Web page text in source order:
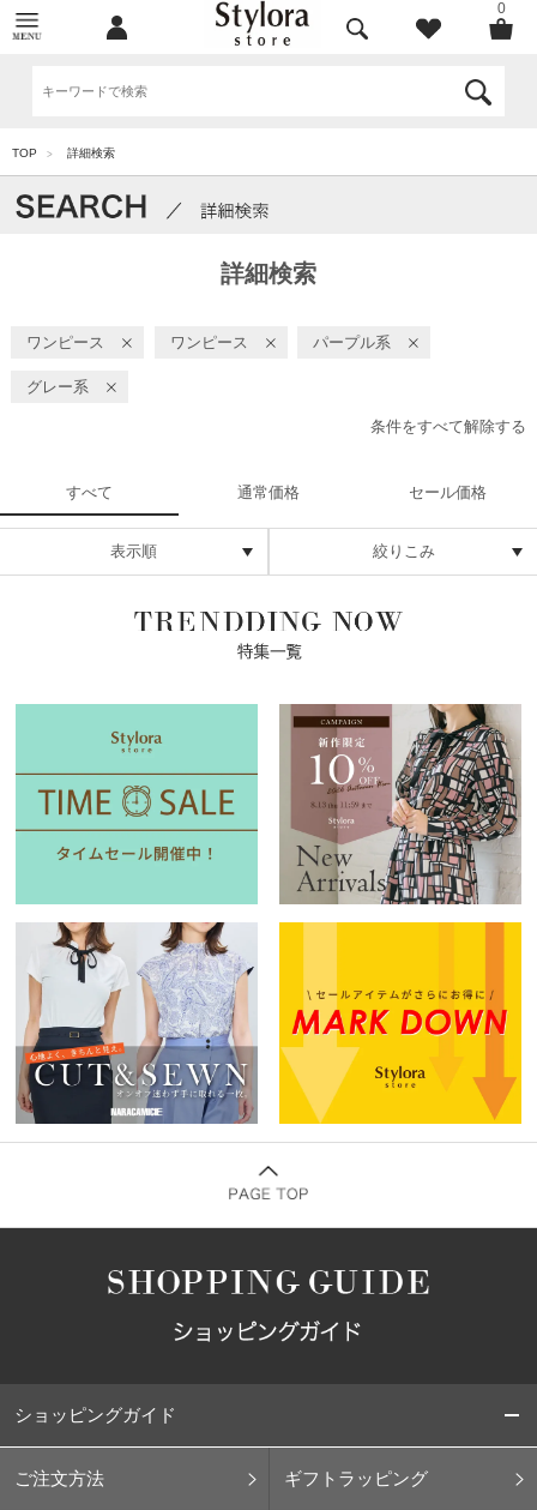
0
TOP > 詳細検索
詳細検索
ワンピース ワンピース パープル系
グレー系
条件をすべて解除する
すべて 通常価格 セール価格
表示順 絞りこみ
ショッピングガイド
ご注文方法 ギフトラッピング